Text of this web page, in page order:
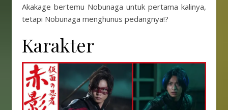
Akakage bertemu Nobunaga untuk pertama kalinya,
tetapi Nobunaga menghunus pedangnya!?
Karakter